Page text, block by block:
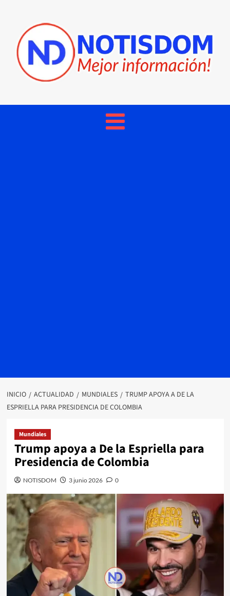
INICIO ACTUALIDAD MUNDIALES
TRUMP APOYA A DE LA
ESPRIELLA PARA PRESIDENCIA DE COLOMBIA
Mundiales
Trump apoya a De la Espriella para
Presidencia de Colombia
NOTISDOM 3 junio 2026 0